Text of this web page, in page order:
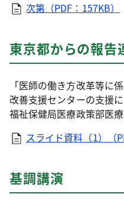
次第（PDF：157KB）
東京都からの報告
「医師の働き方改革等に
改善支援センターの支援に
福祉保健局医療政策部医
スライド資料（1）（
基調講演